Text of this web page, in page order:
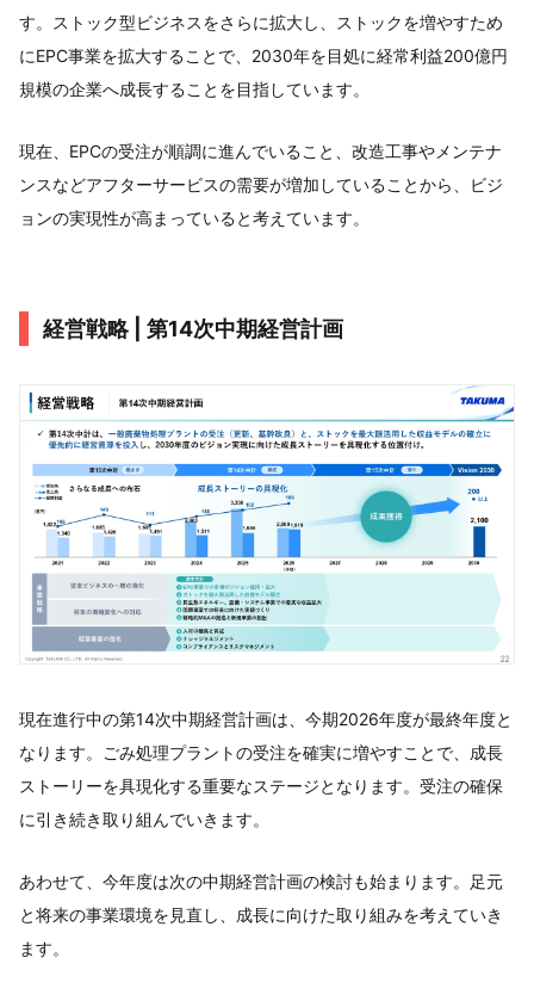
す。ストック型ビジネスをさらに拡大し、ストックを増やすため
にEPC事業を拡大することで、2030年を目処に経常利益200億円
規模の企業へ成長することを目指しています。
現在、EPCの受注が順調に進んでいること、改造工事やメンテナ
ンスなどアフターサービスの需要が増加していることから、ビジ
ョンの実現性が高まっていると考えています。
経営戦略 | 第14次中期経営計画
現在進行中の第14次中期経営計画は、今期2026年度が最終年度と
なります。ごみ処理プラントの受注を確実に増やすことで、成長
ストーリーを具現化する重要なステージとなります。受注の確保
に引き続き取り組んでいきます。
あわせて、今年度は次の中期経営計画の検討も始まります。足元
と将来の事業環境を見直し、成長に向けた取り組みを考えていき
ます。